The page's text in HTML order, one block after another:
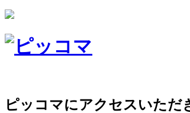
ピッコマにアクセスいただ